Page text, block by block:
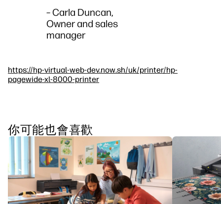
– Carla Duncan,
Owner and sales
manager
https://hp-virtual-web-dev.now.sh/uk/printer/hp-
pagewide-xl-8000-printer
你可能也會喜歡